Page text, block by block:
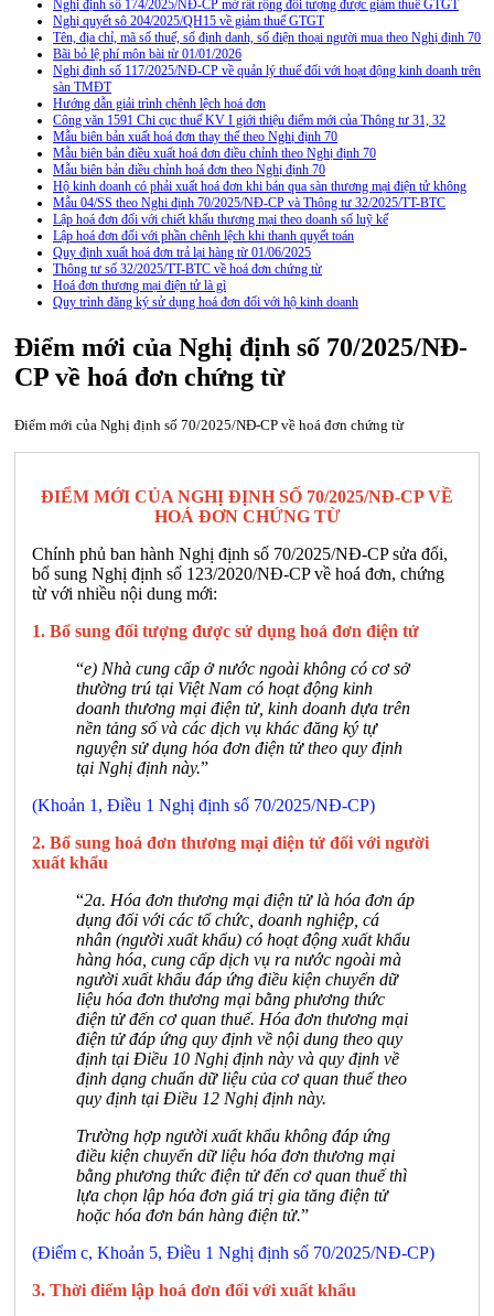
Nghị định số 174/2025/NĐ-CP mở rất rộng đối tượng được giảm thuế GTGT
Nghị quyết sô 204/2025/QH15 về giảm thuế GTGT
Tên, địa chỉ, mã số thuế, số định danh, số điện thoại người mua theo Nghị định 70
Bãi bỏ lệ phí môn bài từ 01/01/2026
Nghị định số 117/2025/NĐ-CP về quản lý thuế đối với hoạt động kinh doanh trên
sàn TMĐT
Hướng dẫn giải trình chênh lệch hoá đơn
Công văn 1591 Chi cục thuế KV I giới thiệu điểm mới của Thông tư 31, 32
Mẫu biên bản xuất hoá đơn thay thế theo Nghị định 70
Mẫu biên bản điều xuất hoá đơn điều chỉnh theo Nghị định 70
Mẫu biên bản điều chỉnh hoá đơn theo Nghị định 70
Hộ kinh doanh có phải xuất hoá đơn khi bán qua sàn thương mại điện tử không
Mẫu 04/SS theo Nghi định 70/2025/NĐ-CP và Thông tư 32/2025/TT-BTC
Lập hoá đơn đối với chiết khấu thương mại theo doanh số luỹ kế
Lập hoá đơn đối với phần chênh lệch khi thanh quyết toán
Quy định xuất hoá đơn trả lại hàng từ 01/06/2025
Thông tư số 32/2025/TT-BTC về hoá đơn chứng từ
Hoá đơn thương mại điện tử là gì
Quy trình đăng ký sử dụng hoá đơn đối với hộ kinh doanh
Điểm mới của Nghị định số 70/2025/NĐ-
CP về hoá đơn chứng từ
Điểm mới của Nghị định số 70/2025/NĐ-CP về hoá đơn chứng từ
ĐIỂM MỚI CỦA NGHỊ ĐỊNH SỐ 70/2025/NĐ-CP VỀ
HOÁ ĐƠN CHỨNG TỪ
Chính phủ ban hành Nghị định số 70/2025/NĐ-CP sửa đổi,
bổ sung Nghị định số 123/2020/NĐ-CP về hoá đơn, chứng
từ với nhiều nội dung mới:
1. Bổ sung đối tượng được sử dụng hoá đơn điện tử
“e) Nhà cung cấp ở nước ngoài không có cơ sở
thường trú tại Việt Nam có hoạt động kinh
doanh thương mại điện tử, kinh doanh dựa trên
nền tảng số và các dịch vụ khác đăng ký tự
nguyện sử dụng hóa đơn điện tử theo quy định
tại Nghị định này.”
(Khoản 1, Điều 1 Nghị định số 70/2025/NĐ-CP)
2. Bổ sung hoá đơn thương mại điện tử đối với người
xuất khẩu
“2a. Hóa đơn thương mại điện tử là hóa đơn áp
dụng đối với các tổ chức, doanh nghiệp, cá
nhân (người xuất khẩu) có hoạt động xuất khẩu
hàng hóa, cung cấp dịch vụ ra nước ngoài mà
người xuất khẩu đáp ứng điều kiện chuyển dữ
liệu hóa đơn thương mại bằng phương thức
điện tử đến cơ quan thuế. Hóa đơn thương mại
điện tử đáp ứng quy định về nội dung theo quy
định tại Điều 10 Nghị định này và quy định về
định dạng chuẩn dữ liệu của cơ quan thuế theo
quy định tại Điều 12 Nghị định này.
Trường hợp người xuất khẩu không đáp ứng
điều kiện chuyển dữ liệu hóa đơn thương mại
bằng phương thức điện tử đến cơ quan thuế thì
lựa chọn lập hóa đơn giá trị gia tăng điện tử
hoặc hóa đơn bán hàng điện tử.”
(Điểm c, Khoản 5, Điều 1 Nghị định số 70/2025/NĐ-CP)
3. Thời điểm lập hoá đơn đối với xuất khẩu